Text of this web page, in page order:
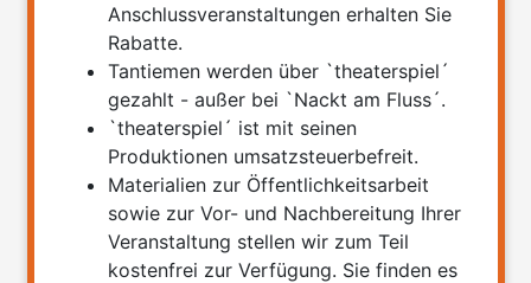
Anschlussveranstaltungen erhalten Sie
Rabatte.
Tantiemen werden über `theaterspiel´
gezahlt - außer bei `Nackt am Fluss´.
`theaterspiel´ ist mit seinen
Produktionen umsatzsteuerbefreit.
Materialien zur Öffentlichkeitsarbeit
sowie zur Vor- und Nachbereitung Ihrer
Veranstaltung stellen wir zum Teil
kostenfrei zur Verfügung. Sie finden es